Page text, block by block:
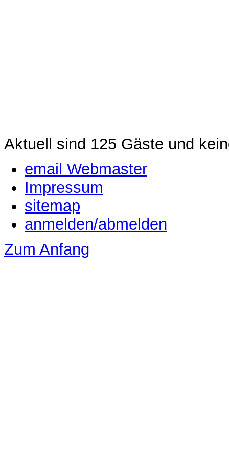
Aktuell sind 125 Gäste und
email Webmaster
Impressum
sitemap
anmelden/abmelden
Zum Anfang